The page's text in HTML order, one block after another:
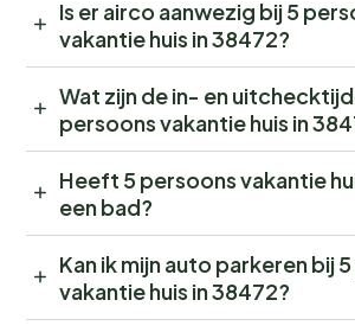
Is er airco aanwezig bij 5
vakantie huis in 38472?
Wat zijn de in- en
persoons vakantie huis in
Heeft 5 persoons vakantie
een bad?
Kan ik mijn auto parkeren bij
vakantie huis in 38472?